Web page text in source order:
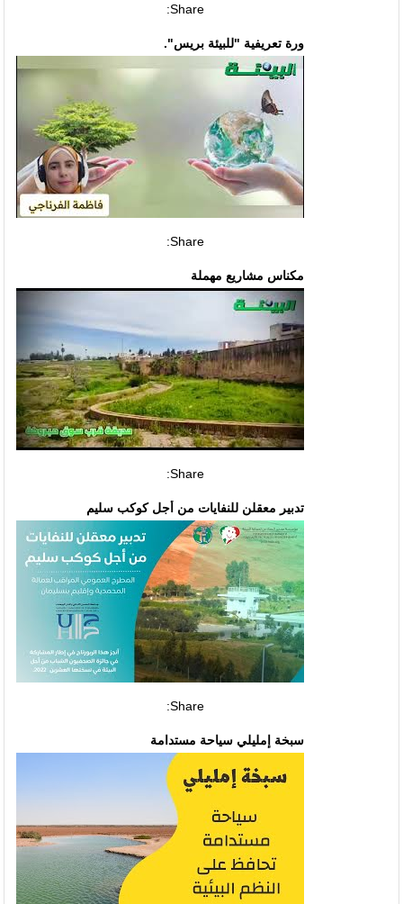
Share:
ورة تعريفية "للبيئة بريس".
Share:
مكناس مشاريع مهملة
Share:
تدبير معقلن للنفايات من أجل كوكب سليم
Share:
سبخة إمليلي سياحة مستدامة